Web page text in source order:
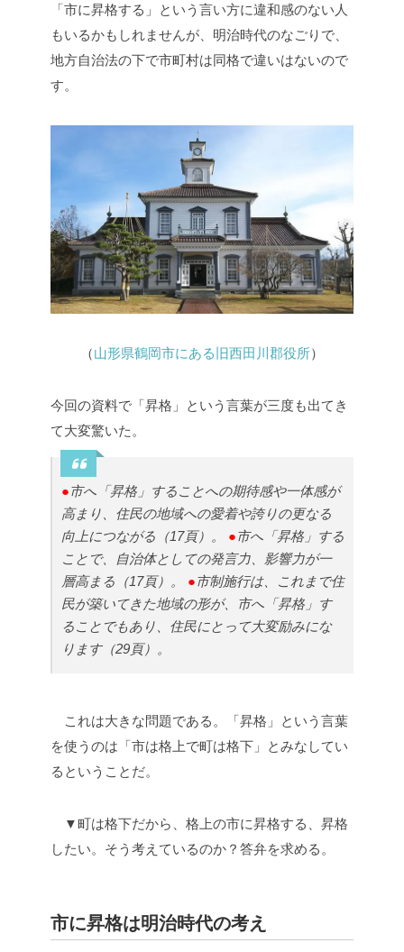
o
o
k
「市に昇格する」という言い方に違和感のない人
もいるかもしれませんが、明治時代のなごりで、
地方自治法の下で市町村は同格で違いはないので
す。
（山形県鶴岡市にある旧西田川郡役所）
今回の資料で「昇格」という言葉が三度も出てき
て大変驚いた。
●市へ「昇格」することへの期待感や一体感が
高まり、住民の地域への愛着や誇りの更なる
向上につながる（17頁）。
●市へ「昇格」する
ことで、自治体としての発言力、影響力が一
層高まる（17頁）。
●市制施行は、これまで住
民が築いてきた地域の形が、市へ「昇格」す
ることでもあり、住民にとって大変励みにな
ります（29頁）。
これは大きな問題である。「昇格」という言葉
を使うのは「市は格上で町は格下」とみなしてい
るということだ。
▼町は格下だから、格上の市に昇格する、昇格
したい。そう考えているのか？答弁を求める。
市に昇格は明治時代の考え